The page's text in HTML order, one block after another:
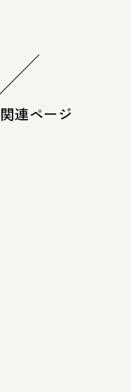
関連ページ